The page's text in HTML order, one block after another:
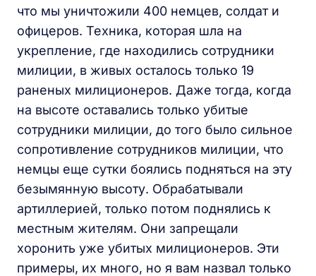
что мы уничтожили 400 немцев, солдат и
офицеров. Техника, которая шла на
укрепление, где находились сотрудники
милиции, в живых осталось только 19
раненых милиционеров. Даже тогда, когда
на высоте оставались только убитые
сотрудники милиции, до того было сильное
сопротивление сотрудников милиции, что
немцы еще сутки боялись подняться на эту
безымянную высоту. Обрабатывали
артиллерией, только потом поднялись к
местным жителям. Они запрещали
хоронить уже убитых милиционеров. Эти
примеры, их много, но я вам назвал только